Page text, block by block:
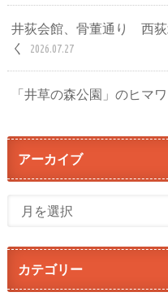
井荻会館、骨董通り 西
く
2026.07.27
「井草の森公園」のヒマ
アーカイブ
カテゴリー